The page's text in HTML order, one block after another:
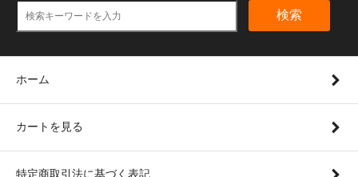
検索
ホーム
カートを見る
特定商取引法に基づく表記